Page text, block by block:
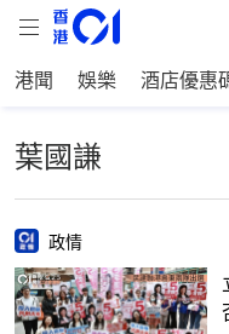
港聞 娛樂 酒店優惠
葉國謙
政情